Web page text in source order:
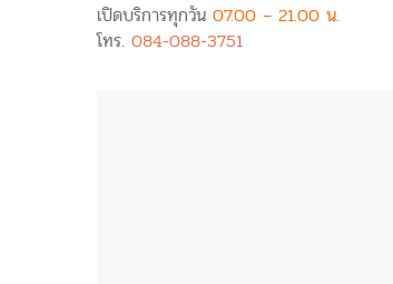
เปิดบริการทุกวัน 07.00 – 21.00 น.
โทร. 084-088-3751